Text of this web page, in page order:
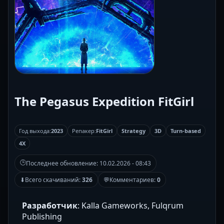
The Pegasus Expedition FitGirl
Год выхода:2023 Репакер:FitGirl Strategy 3D
Turn-based
4X
🕒Последнее обновление: 10.02.2026 - 08:43
⬇Всего скачиваний:326 💬Комментариев:0
Разработчик: Kalla Gameworks, Fulqrum
Publishing